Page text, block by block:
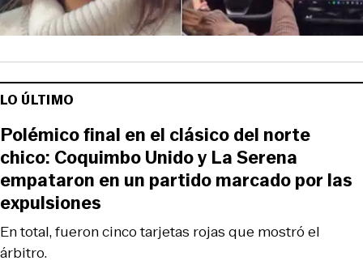
LO ÚLTIMO
En total, fueron cinco tarjetas rojas que mostró el
árbitro.
Polémico final en el clásico del norte
chico: Coquimbo Unido y La Serena
empataron en un partido marcado por las
expulsiones